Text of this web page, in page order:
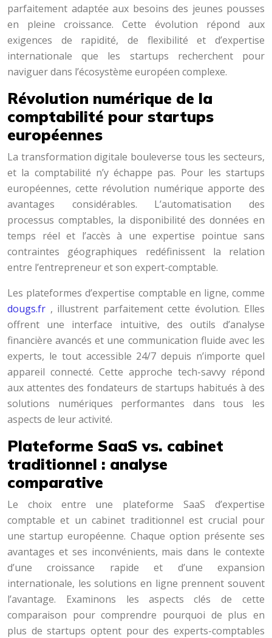
parfaitement adaptée aux besoins des jeunes pousses
en pleine croissance. Cette évolution répond aux
exigences de rapidité, de flexibilité et d’expertise
internationale que les startups recherchent pour
naviguer dans l’écosystème européen complexe.
Révolution numérique de la
comptabilité pour startups
européennes
La transformation digitale bouleverse tous les secteurs,
et la comptabilité n’y échappe pas. Pour les startups
européennes, cette révolution numérique apporte des
avantages considérables. L’automatisation des
processus comptables, la disponibilité des données en
temps réel et l’accès à une expertise pointue sans
contraintes géographiques redéfinissent la relation
entre l’entrepreneur et son expert-comptable.
Les plateformes d’expertise comptable en ligne, comme
dougs.fr , illustrent parfaitement cette évolution. Elles
offrent une interface intuitive, des outils d’analyse
financière avancés et une communication fluide avec les
experts, le tout accessible 24/7 depuis n’importe quel
appareil connecté. Cette approche tech-savvy répond
aux attentes des fondateurs de startups habitués à des
solutions numériques performantes dans tous les
aspects de leur activité.
Plateforme SaaS vs. cabinet
traditionnel : analyse
comparative
Le choix entre une plateforme SaaS d’expertise
comptable et un cabinet traditionnel est crucial pour
une startup européenne. Chaque option présente ses
avantages et ses inconvénients, mais dans le contexte
d’une croissance rapide et d’une expansion
internationale, les solutions en ligne prennent souvent
l’avantage. Examinons les aspects clés de cette
comparaison pour comprendre pourquoi de plus en
plus de startups optent pour des experts-comptables